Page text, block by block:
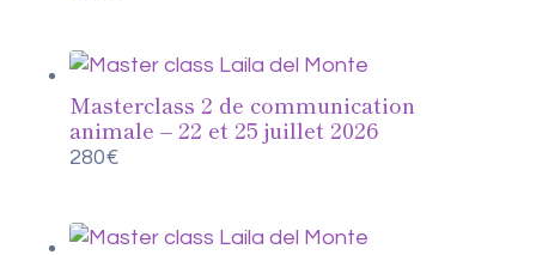
Masterclass 2 de communication
animale – 22 et 25 juillet 2026
280€